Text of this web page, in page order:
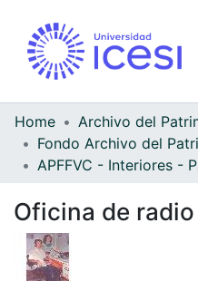
Home
Oficina de radio